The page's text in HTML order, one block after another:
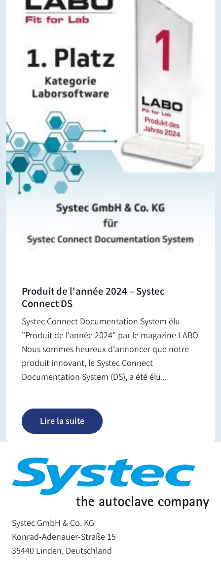
Produit de l'année 2024 – Systec
Connect DS
Systec Connect Documentation System élu
"Produit de l'année 2024" par le magazine LABO
Nous sommes heureux d'annoncer que notre
produit innovant, le Systec Connect
Documentation System (DS), a été élu...
Lire la suite
Systec GmbH & Co. KG
Konrad-Adenauer-Straße 15
35440 Linden, Deutschland